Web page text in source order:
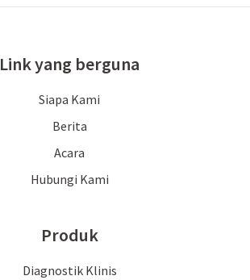
Link yang berguna
Siapa Kami
Berita
Acara
Hubungi Kami
Produk
Diagnostik Klinis